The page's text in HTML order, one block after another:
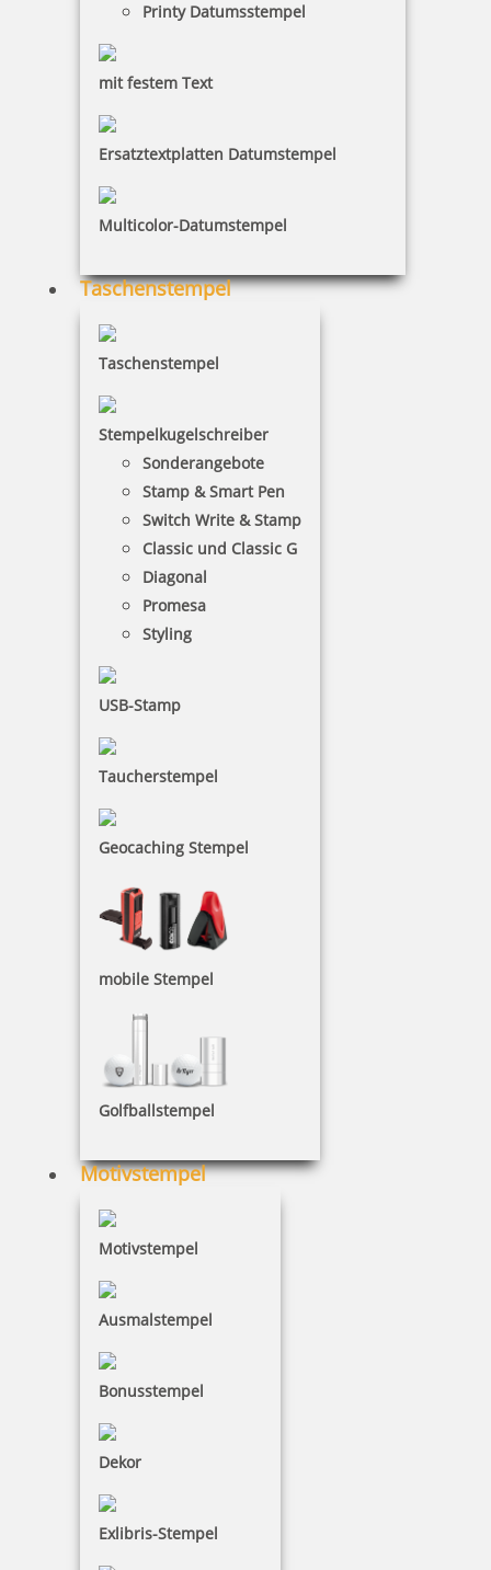
Printy Datumsstempel
mit festem Text
Ersatztextplatten Datumstempel
Multicolor-Datumstempel
Taschenstempel
Taschenstempel
Stempelkugelschreiber
Sonderangebote
Stamp & Smart Pen
Switch Write & Stamp
Classic und Classic G
Diagonal
Promesa
Styling
USB-Stamp
Taucherstempel
Geocaching Stempel
mobile Stempel
Golfballstempel
Motivstempel
Motivstempel
Ausmalstempel
Bonusstempel
Dekor
Exlibris-Stempel
Trodat Professional 5430 Datumsstempel 39 x 22 mm
Jetzt gestalten
Trodat Professional 5430 Datumstempel blau/rot zweifarbig 39 x
22 mm
55,22 €
68,15 €
Trodat Professional 5440/2 Datumstempel zweifarbig 47 x 26
69,94 €
Jetzt gestalten